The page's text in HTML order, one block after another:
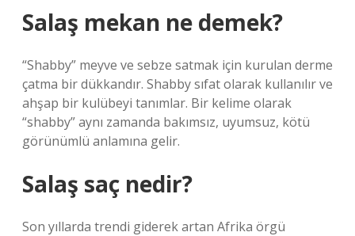
Salaş mekan ne demek?
“Shabby” meyve ve sebze satmak için kurulan derme
çatma bir dükkandır. Shabby sıfat olarak kullanılır ve
ahşap bir kulübeyi tanımlar. Bir kelime olarak
“shabby” aynı zamanda bakımsız, uyumsuz, kötü
görünümlü anlamına gelir.
Salaş saç nedir?
Son yıllarda trendi giderek artan Afrika örgü